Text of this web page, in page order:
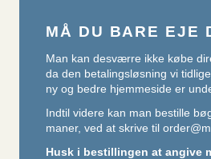
MÅ DU BARE EJE
Man kan desværre ikke købe
da den betalingsløsning vi
ny og bedre hjemmeside er
Indtil videre kan man bestille
maner, ved at skrive til
Husk i bestillingen at angive